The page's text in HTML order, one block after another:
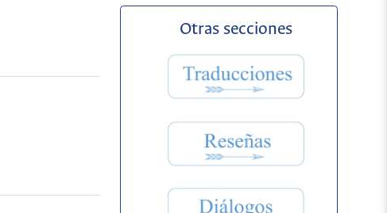
Otras secciones